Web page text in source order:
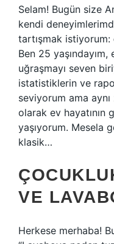
Selam! Bugün size
kendi
tartışmak istiyorum:
Ben 25
uğraşmayı seven
istatistiklerin ve
seviyorum ama
olarak ev hayatının
yaşıyorum. Mesela
klasik…
VE
Herkese merhaba!